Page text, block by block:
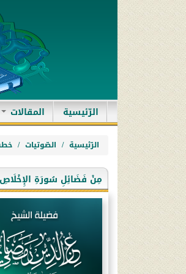
الرّئيسية(current) المقالات
الرّئيسية الصّوتيات
مِنْ فَضَائِلِ سُورَةِ الإِخْلَاصِ